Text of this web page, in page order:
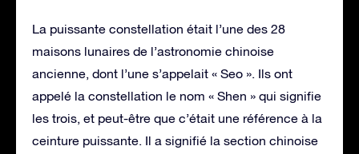
La puissante constellation était l’une des 28
maisons lunaires de l’astronomie chinoise
ancienne, dont l’une s’appelait « Seo ». Ils ont
appelé la constellation le nom « Shen » qui signifie
les trois, et peut-être que c’était une référence à la
ceinture puissante. Il a signifié la section chinoise